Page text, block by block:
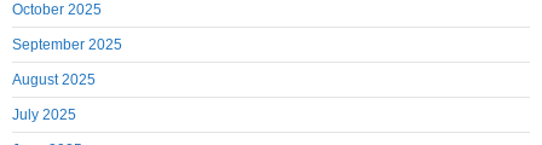
October 2025
September 2025
August 2025
July 2025